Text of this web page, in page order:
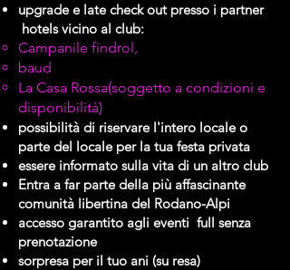
upgrade e late check out presso i partner
hotels vicino al club:
Campanile findrol,
baud
La Casa Rossa(soggetto a condizioni e
disponibilità)
possibilità di riservare l'intero locale o
parte del locale per la tua festa privata
essere informato sulla vita di un altro club
Entra a far parte della più affascinante
comunità libertina del Rodano-Alpi
accesso garantito agli eventi full senza
prenotazione
sorpresa per il tuo ani (su resa)